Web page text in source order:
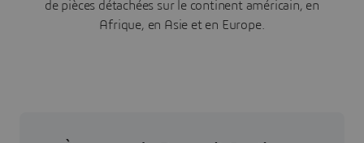
de pièces détachées sur le continent américain, en
Afrique, en Asie et en Europe.